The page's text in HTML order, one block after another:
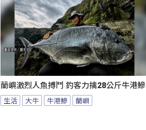
蘭嶼激烈人魚搏鬥 釣客力擒28公斤牛港鰺
生活 大牛 牛港鰺 蘭嶼